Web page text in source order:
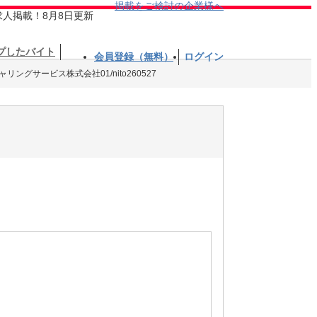
人掲載！8月8日更新
掲載をご検討の企業様へ
したバイト 会員登録（無料） ログイン
リングサービス株式会社01/nito260527